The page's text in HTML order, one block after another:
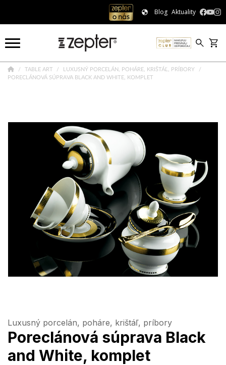
Blog Aktuality
TABLE ART
LUXUSNÝ PORCELÁN, POHÁRE, KRIŠTÁĽ, PRÍBORY
PORECLÁNOVÁ SÚPRAVA BLACK AND WHITE, KOMPLET
Luxusný porcelán, poháre, krištáľ, príbory
Poreclánová súprava Black
and White, komplet